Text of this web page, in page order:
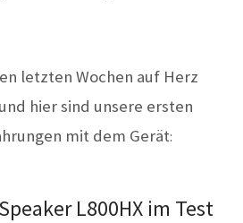
letzten Wochen auf Herz
hier sind unsere ersten
mit dem Gerät:
L800HX im Test